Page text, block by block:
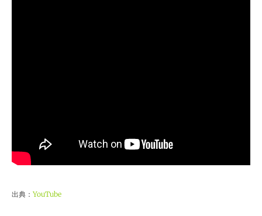
出典： YouTube